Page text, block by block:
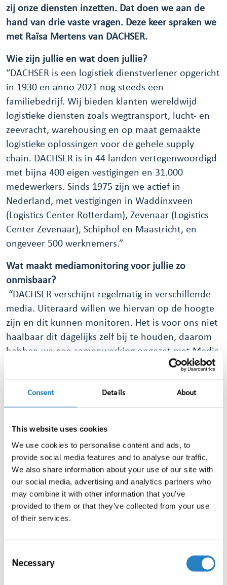
Consent Details About
This website uses cookies
We use cookies to personalise content and ads, to
provide social media features and to analyse our traffic.
We also share information about your use of our site with
our social media, advertising and analytics partners who
may combine it with other information that you’ve
provided to them or that they’ve collected from your use
of their services.
Selection
Necessary
zij onze diensten inzetten. Dat doen we aan de
hand van drie vaste vragen. Deze keer spraken we
met Raïsa Mertens van DACHSER.
Wie zijn jullie en wat doen jullie?
“DACHSER is een logistiek dienstverlener opgericht
in 1930 en anno 2021 nog steeds een
familiebedrijf. Wij bieden klanten wereldwijd
logistieke diensten zoals wegtransport, lucht- en
zeevracht, warehousing en op maat gemaakte
logistieke oplossingen voor de gehele supply
chain. DACHSER is in 44 landen vertegenwoordigd
met bijna 400 eigen vestigingen en 31.000
medewerkers. Sinds 1975 zijn we actief in
Nederland, met vestigingen in Waddinxveen
(Logistics Center Rotterdam), Zevenaar (Logistics
Center Zevenaar), Schiphol en Maastricht, en
ongeveer 500 werknemers.”
Wat maakt mediamonitoring voor jullie zo
onmisbaar?
“DACHSER verschijnt regelmatig in verschillende
media. Uiteraard willen we hiervan op de hoogte
zijn en dit kunnen monitoren. Het is voor ons niet
haalbaar dit dagelijks zelf bij te houden, daarom
hebben we een samenwerking opgezet met Media
Info Groep. Zij maken het voor ons wél mogelijk te
monitoren waar en hoe vaak wij genoemd worden
in de media.”
bedrijven om mediamonitoring op deze manier in
te zetten?
“Door de publicaties te monitoren ben je altijd op
de hoogte van wat er over je bedrijf wordt gezegd
en kun je hier snel op anticiperen en inspelen.
Daarnaast is het interessant om te zien welk
bereik een publicatie heeft en welke PR-waarde
Relevante artikelen